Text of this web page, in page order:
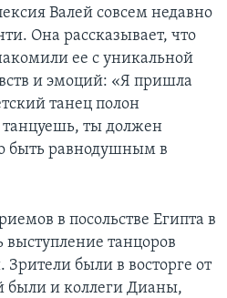
Валей совсем недавно
Она рассказывает, что
ее с уникальной
и эмоций: «Я пришла
танец полон
танцуешь, ты должен
быть равнодушным в
в посольстве Египта в
выступление танцоров
были в восторге от
были и коллеги Дианы,